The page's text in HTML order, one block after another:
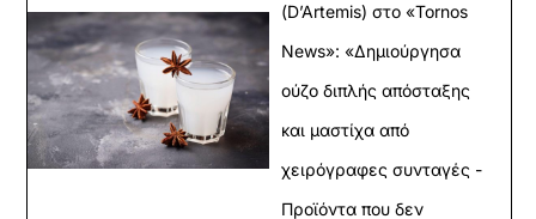
(D’Artemis) στο «Tornos
News»: «Δημιούργησα
ούζο διπλής απόσταξης
και μαστίχα από
χειρόγραφες συνταγές -
Προϊόντα που δεν